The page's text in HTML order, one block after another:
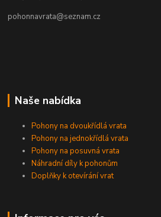
pohonnavrata@seznam.cz
Naše nabídka
Pohony na dvoukřídlá vrata
Pohony na jednokřídlá vrata
Pohony na posuvná vrata
Náhradní díly k pohonům
Doplňky k otevírání vrat